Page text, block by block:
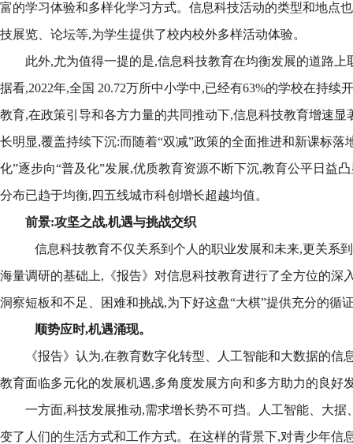
富的学习体验和多样化学习方式。信息科技活动的类型和地点
技展览、论坛等,为学生提供了校内校外多样活动体验。
此外,尤为值得一提的是,信息科技教育在均衡发展的道路
据看,2022年,全国 20.72万所中小学中,已经有63%的学校在持续
教育,在政策引导和各方力量的共同推动下,信息科技教育增速显
长明显,覆盖持续下沉:而随着“双减”政策的全面推进和新课标落
化”逐步向“普及化”发展,优质教育资源不断下沉,教育公平日益
分布已趋于均衡,四五线城市科创增长超越均值。
前景:攻坚之战,机遇与挑战交织
信息科技教育不仅关系到个人的职业发展和未来,更关系
海量调研的基础上,《报告》对信息科技教育进行了全方位的深
洞察短板和不足、困难和挑战,为下好这盘“大棋”提供充分的循
顺势应时,机遇涌现。
《报告》认为,在教育数字化转型、人工智能和大数据的信
教育面临多元化的发展机遇,多角度发展方向和多方助力的良好
一方面,科技发展推动,需求增长势不可挡。人工智能、大据
变了人们的生活方式和工作方式。在这样的背景下,对青少年信